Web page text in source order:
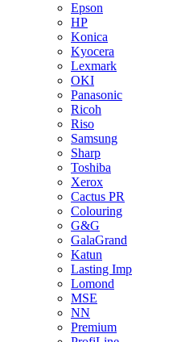
Epson
HP
Konica
Kyocera
Lexmark
OKI
Panasonic
Ricoh
Riso
Samsung
Sharp
Toshiba
Xerox
Cactus PR
Colouring
G&G
GalaGrand
Katun
Lasting Imp
Lomond
MSE
NN
Premium